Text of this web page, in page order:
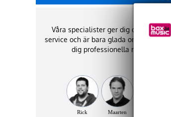
Våra specialister ger dig den bästa
service och är bara glada om de kan ge
dig professionella råd!
Rick Maarten